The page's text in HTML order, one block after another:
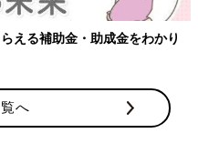
える補助金・助成金をわかり
へ